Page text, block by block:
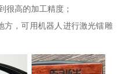
很高的加工精度；
方，可用机器人进行激光镭雕